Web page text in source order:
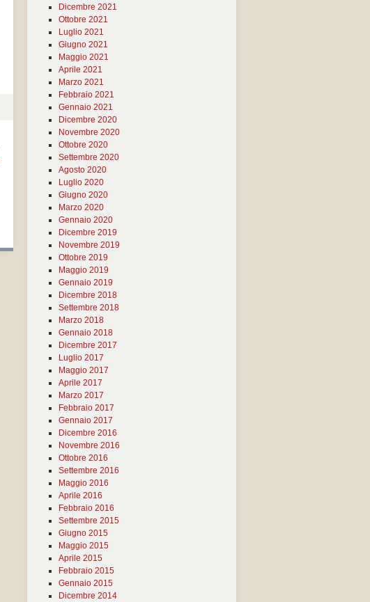
Dicembre 2021
Ottobre 2021
Luglio 2021
Giugno 2021
Maggio 2021
Aprile 2021
Marzo 2021
Febbraio 2021
Gennaio 2021
Dicembre 2020
Novembre 2020
Ottobre 2020
Settembre 2020
Agosto 2020
Luglio 2020
Giugno 2020
Marzo 2020
Gennaio 2020
Dicembre 2019
Novembre 2019
Ottobre 2019
Maggio 2019
Gennaio 2019
Dicembre 2018
Settembre 2018
Marzo 2018
Gennaio 2018
Dicembre 2017
Luglio 2017
Maggio 2017
Aprile 2017
Marzo 2017
Febbraio 2017
Gennaio 2017
Dicembre 2016
Novembre 2016
Ottobre 2016
Settembre 2016
Maggio 2016
Aprile 2016
Febbraio 2016
Settembre 2015
Giugno 2015
Maggio 2015
Aprile 2015
Febbraio 2015
Gennaio 2015
Dicembre 2014